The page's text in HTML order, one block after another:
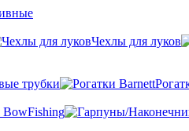
Чехлы для луков
трубки
BowFishing